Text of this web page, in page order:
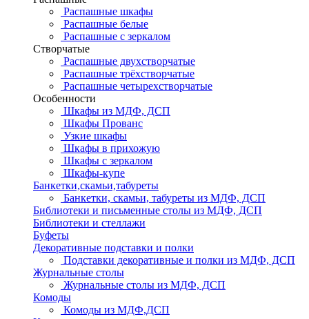
Распашные шкафы
Распашные белые
Распашные с зеркалом
Створчатые
Распашные двухстворчатые
Распашные трёхстворчатые
Распашные четырехстворчатые
Особенности
Шкафы из МДФ, ДСП
Шкафы Прованс
Узкие шкафы
Шкафы в прихожую
Шкафы с зеркалом
Шкафы-купе
Банкетки,скамьи,табуреты
Банкетки, скамьи, табуреты из МДФ, ДСП
Библиотеки и письменные столы из МДФ, ДСП
Библиотеки и стеллажи
Буфеты
Декоративные подставки и полки
Подставки декоративные и полки из МДФ, ДСП
Журнальные столы
Журнальные столы из МДФ, ДСП
Комоды
Комоды из МДФ,ДСП